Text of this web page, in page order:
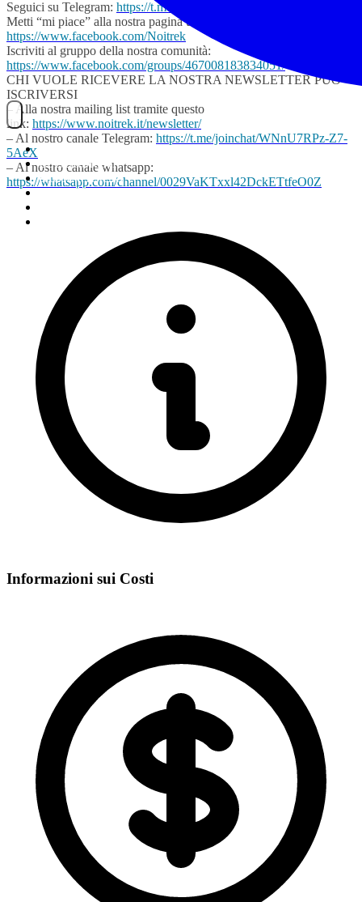
ESCURSIONI
GIORNALIERI
VIAGGI
Seguici su Telegram: https://t.me/joinchat/WNnU7RPz-Z7-5AeX
Metti “mi piace” alla nostra pagina ufficiale:
https://www.facebook.com/Noitrek
Iscriviti al gruppo della nostra comunità:
https://www.facebook.com/groups/467008183834051/
CHI VUOLE RICEVERE LA NOSTRA NEWSLETTER PUÒ
ISCRIVERSI
– Alla nostra mailing list tramite questo
link: https://www.noitrek.it/newsletter/
– Al nostro canale Telegram: https://t.me/joinchat/WNnU7RPz-Z7-
5AeX
– Al nostro canale whatsapp:
https://whatsapp.com/channel/0029VaKTxxl42DckETtfeO0Z
Informazioni sui Costi